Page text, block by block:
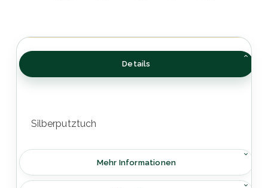
Details
Silberputztuch
Mehr Informationen